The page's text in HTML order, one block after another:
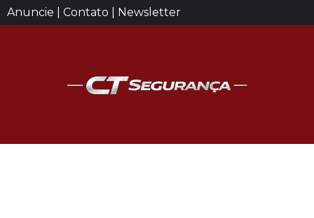
Anuncie | Contato | Newsletter